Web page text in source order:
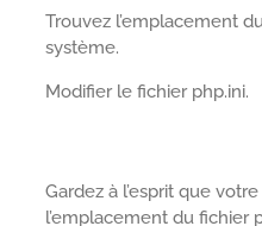
Trouvez l’emplacement
système.
Modifier le fichier php.ini.
Gardez à l’esprit que
l’emplacement du fichier